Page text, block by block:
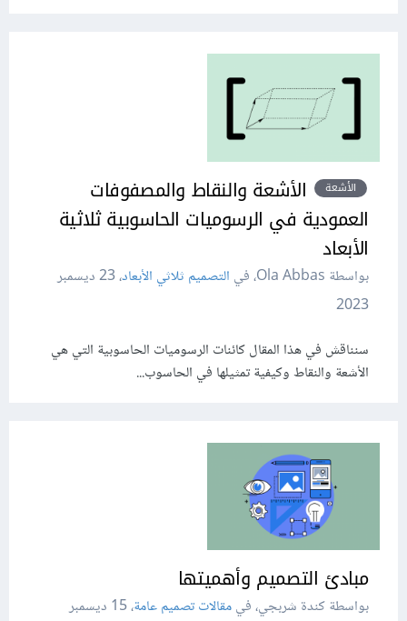
الأشعة
الأشعة والنقاط والمصفوفات
العمودية في الرسوميات الحاسوبية ثلاثية
الأبعاد
بواسطة Ola Abbas، في التصميم ثلاثي الأبعاد،
23 ديسمبر
2023
سنناقش في هذا المقال كائنات الرسوميات الحاسوبية التي هي
الأشعة والنقاط وكيفية تمثيلها في الحاسوب...
مبادئ التصميم وأهميتها
بواسطة كندة شربجي، فيمقالات تصميم عامة،
15 ديسمبر